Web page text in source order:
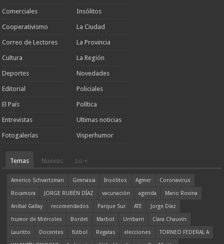
Comerciales
Cooperativismo
Correo de Lectores
Cultura
Deportes
Editorial
El País
Entrevistas
Fotogalerías
Insólitos
La Ciudad
La Provincia
La Región
Novedades
Policiales
Política
Ultimas noticias
Visperhumor
Temas Nuevos Lo +
Americo Schvartzman Gimnasia Insólitos Agmer
Coronavirus
Rocamora
JORGE RUBÉN DÍAZ vacunación agenda
Mario Rovina
Aníbal Gallay
recomendados Parque Sur ATE
Jorge Díaz
humor de Miércoles
Bordet Marbot Urribarri
Clara Chauvín
Lauritto
Docentes fútbol Regatas elecciones
TORNEO FEDERAL A